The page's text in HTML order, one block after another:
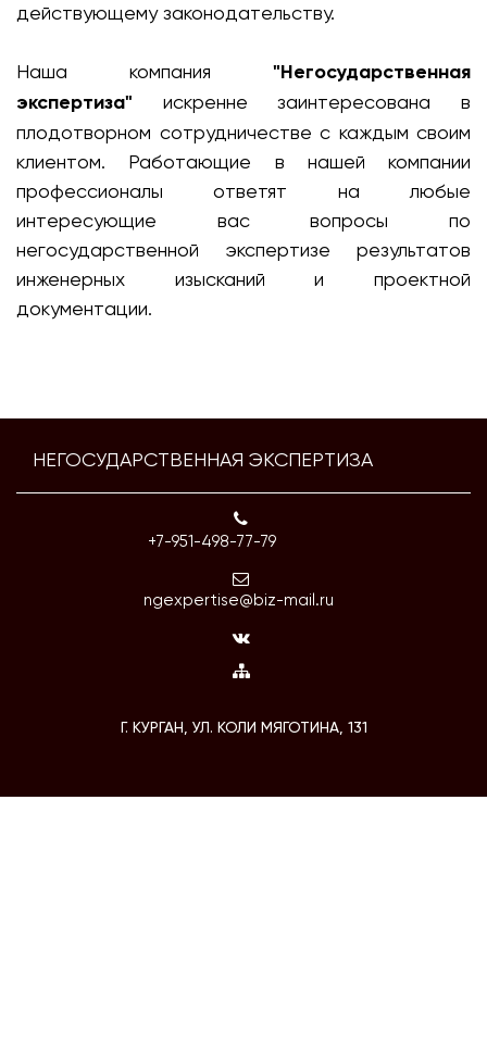
действующему законодательству.
Наша компания "Негосударственная
экспертиза" искренне заинтересована в
плодотворном сотрудничестве с каждым своим
клиентом. Работающие в нашей компании
профессионалы ответят на любые
интересующие вас вопросы по
негосударственной экспертизе результатов
инженерных изысканий и проектной
документации.
НЕГОСУДАРСТВЕННАЯ ЭКСПЕРТИЗА
+7-951-498-77-79
ngexpertise@biz-mail.ru
Г. КУРГАН, УЛ. КОЛИ МЯГОТИНА, 131